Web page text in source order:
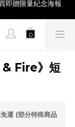
閱讀禮物明信片組
閱讀禮物明信片組
Fire》短
運 (部分特殊商品